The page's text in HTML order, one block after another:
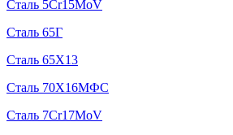
Сталь 5Cr15MoV
Сталь 65Г
Сталь 65Х13
Сталь 70Х16МФС
Сталь 7Cr17MoV